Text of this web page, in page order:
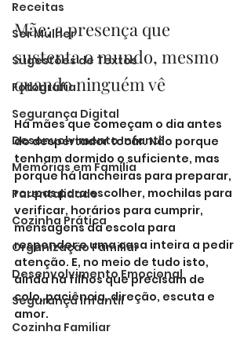
Receitas
Ser Mulher
Sugestões de Textos
Fotografia
Segurança Digital
Desenvolvimento Infantil
Memórias em Família
Parentalidade
Cozinha Prática
Organização Familiar
Desenvolvimento Emocional
Segurança Infantil
Cozinha Familiar
Mãe: a presença que
sustenta o mundo, mesmo
quando ninguém vê
Há mães que começam o dia antes
do despertador tocar. Não porque
tenham dormido o suficiente, mas
porque há lancheiras para preparar,
roupas para escolher, mochilas para
verificar, horários para cumprir,
mensagens da escola para
responder e uma casa inteira a pedir
atenção. E, no meio de tudo isto,
ainda há filhos que precisam de
colo, paciência, direção, escuta e
amor.